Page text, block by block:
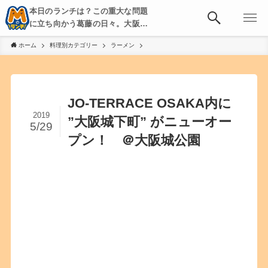
本日のランチは？この重大な問題
に立ち向かう葛藤の日々。大阪・
京都・神戸を中心とした食べ歩
き、飲み歩きを綴る。
ホーム 料理別カテゴリー ラーメン
JO-TERRACE OSAKA内に
”大阪城下町” がニューオー
プン！ ＠大阪城公園
2019
5/29